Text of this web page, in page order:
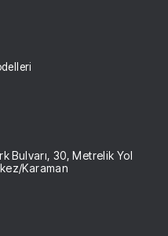
Bulvarı, 30, Metrelik Yol
Karaman